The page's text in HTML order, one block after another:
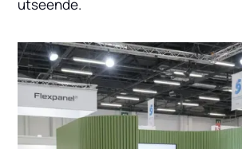
utseende.